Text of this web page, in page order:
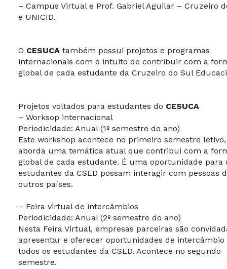
– Campus Virtual e Prof. Gabriel Aguilar – Cruzeiro
e UNICID.
O CESUCA também possui projetos e programas
internacionais com o intuito de contribuir com a
global de cada estudante da Cruzeiro do Sul
Projetos voltados para estudantes do CESUCA
– Worksop internacional
Periodicidade: Anual (1º semestre do ano)
Este workshop acontece no primeiro semestre letivo,
aborda uma temática atual que contribui com a
global de cada estudante. É uma oportunidade para
estudantes da CSED possam interagir com pessoas
outros países.
– Feira virtual de intercâmbios
Periodicidade: Anual (2º semestre do ano)
Nesta Feira Virtual, empresas parceiras são
apresentar e oferecer oportunidades de intercâmbio
todos os estudantes da CSED. Acontece no segundo
semestre.